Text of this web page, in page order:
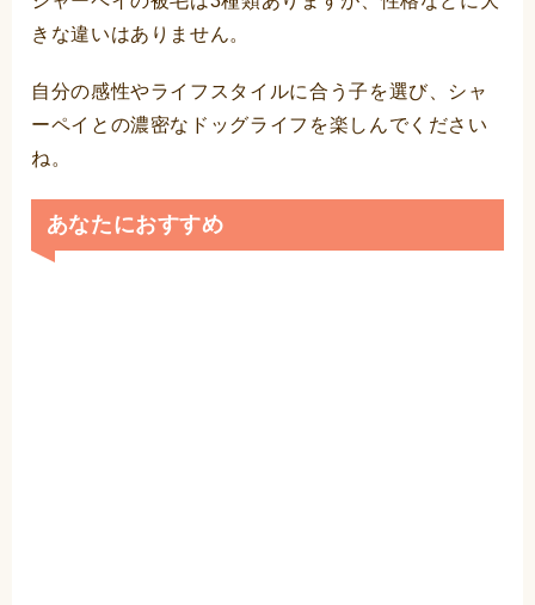
きな違いはありません。
自分の感性やライフスタイルに合う子を選び、シャ
ーペイとの濃密なドッグライフを楽しんでください
ね。
あなたにおすすめ